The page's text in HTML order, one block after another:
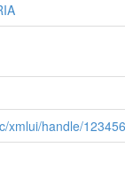
xmlui/handle/